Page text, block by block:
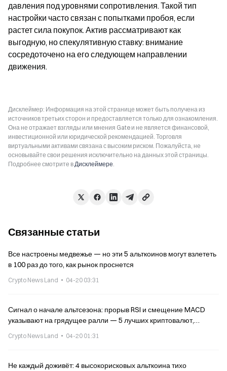
давления под уровнями сопротивления. Такой тип
настройки часто связан с попытками пробоя, если
растет сила покупок. Актив рассматривают как
выгодную, но спекулятивную ставку: внимание
сосредоточено на его следующем направлении
движения.
Дисклеймер: Информация на этой странице может быть получена из
источников третьих сторон и предоставляется только для ознакомления.
Она не отражает взгляды или мнения Gate и не является финансовой,
инвестиционной или юридической рекомендацией. Торговля
виртуальными активами связана с высоким риском. Пожалуйста, не
основывайте свои решения исключительно на данных этой страницы.
Подробнее смотрите вДисклеймере.
Связанные статьи
Все настроены медвежье — но эти 5 альткоинов могут взлететь
в 100 раз до того, как рынок проснется
Crypto News Land 04-20 03:31
Сигнал о начале альтсезона: прорыв RSI и смещение MACD
указывают на грядущее ралли — 5 лучших криптовалют,
Crypto News Land 04-20 01:31
Не каждый доживёт: 4 высокорисковых альткоина тихо